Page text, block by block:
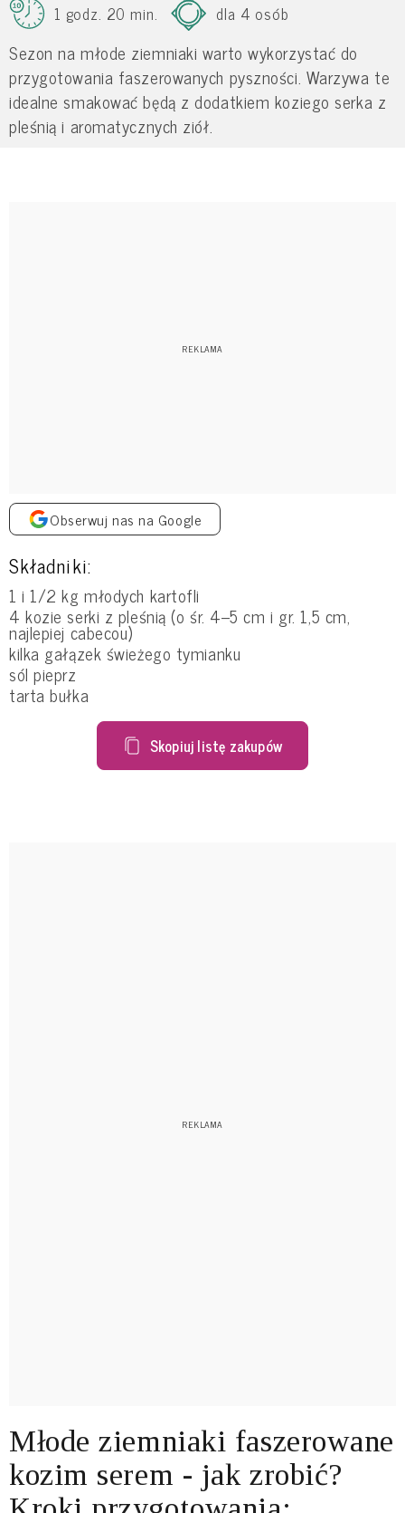
1 godz. 20 min.
dla 4 osób
Sezon na młode ziemniaki warto wykorzystać do
przygotowania faszerowanych pyszności. Warzywa te
idealne smakować będą z dodatkiem koziego serka z
pleśnią i aromatycznych ziół.
Obserwuj nas na Google
Składniki:
1 i 1/2 kg młodych kartofli
4 kozie serki z pleśnią (o śr. 4–5 cm i gr. 1,5 cm,
najlepiej cabecou)
kilka gałązek świeżego tymianku
sól pieprz
tarta bułka
Skopiuj listę zakupów
Młode ziemniaki faszerowane
kozim serem - jak zrobić?